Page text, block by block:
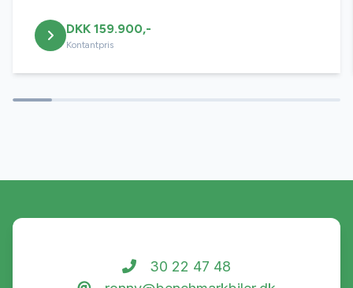
DKK 159.900,-
Kontantpris
30 22 47 48